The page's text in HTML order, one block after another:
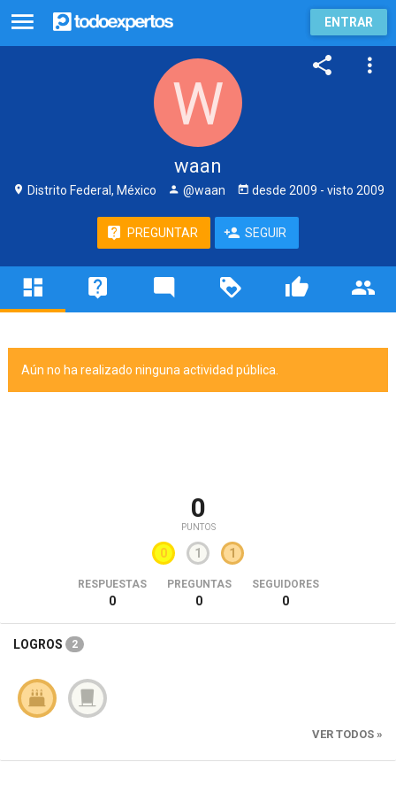
ENTRAR
waan
Distrito Federal, México @waan desde 2009 - visto 2009
PREGUNTAR SEGUIR
Aún no ha realizado ninguna actividad pública.
0
PUNTOS
0 1 1
RESPUESTAS
0
PREGUNTAS
0
SEGUIDORES
0
LOGROS 2
VER TODOS »